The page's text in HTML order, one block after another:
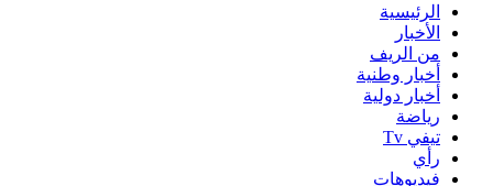
الرئيسية
الأخبار
من الريف
أخبار وطنية
أخبار دولية
رياضة
تيفي Tv
رأي
فيديوهات